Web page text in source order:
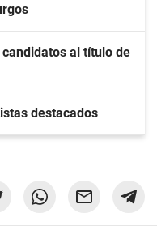
al título de
destacados